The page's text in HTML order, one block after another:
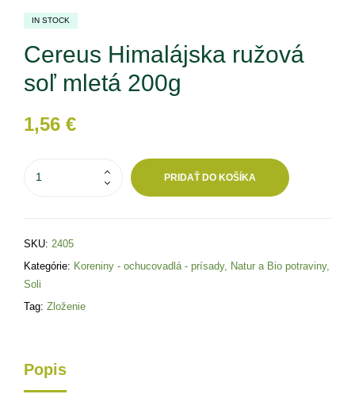
IN STOCK
Cereus Himalájska ružová
soľ mletá 200g
1,56 €
PRIDAŤ DO KOŠÍKA
SKU: 2405
Kategórie: Koreniny - ochucovadlá - prísady, Natur a Bio potraviny,
Soli
Tag: Zloženie
Popis